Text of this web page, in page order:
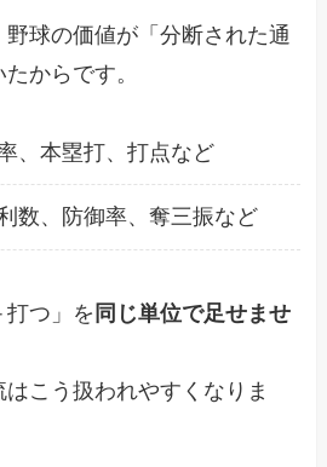
球の価値が「分断された通
からです。
、本塁打、打点など
数、防御率、奪三振など
打つ」を 同じ単位で足せませ
こう扱われやすくなりま